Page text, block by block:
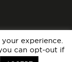
- GARANTIE
experience.
can opt-out if